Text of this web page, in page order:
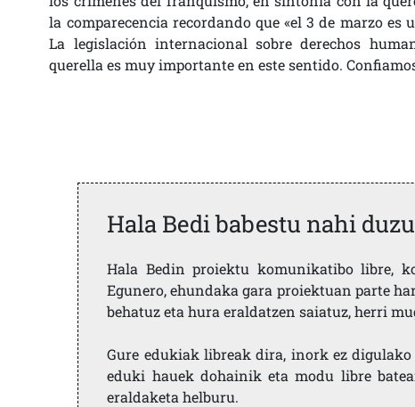
la comparecencia recordando que «el 3 de marzo es
La legislación internacional sobre derechos
querella es muy importante en este sentido.
Hala Bedi babestu nahi
Hala Bedin proiektu komunikatibo libre,
Egunero, ehundaka gara proiektuan parte
behatuz eta hura eraldatzen saiatuz, herri
Gure edukiak libreak dira, inork ez
eduki hauek dohainik eta modu libre
eraldaketa helburu.